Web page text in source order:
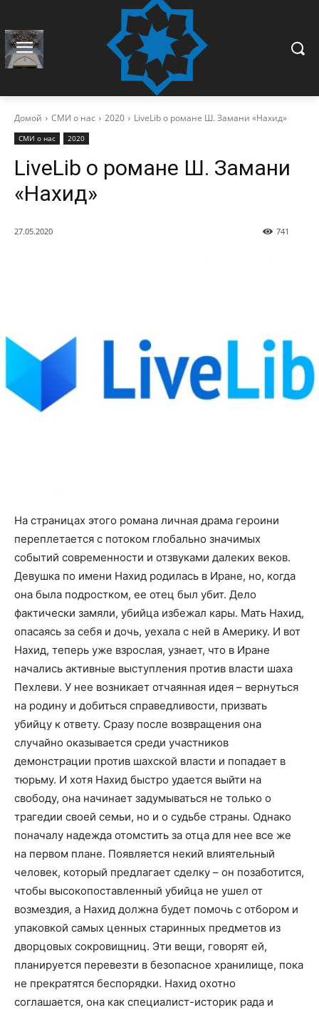
Домой СМИ о нас 2020 LiveLib о романе Ш. Замани «Нахид»
СМИ о нас 2020
LiveLib о романе Ш. Замани
«Нахид»
27.05.2020 741
На страницах этого романа личная драма героини
переплетается с потоком глобально значимых
событий современности и отзвуками далеких веков.
Девушка по имени Нахид родилась в Иране, но, когда
она была подростком, ее отец был убит. Дело
фактически замяли, убийца избежал кары. Мать Нахид,
опасаясь за себя и дочь, уехала с ней в Америку. И вот
Нахид, теперь уже взрослая, узнает, что в Иране
начались активные выступления против власти шаха
Пехлеви. У нее возникает отчаянная идея – вернуться
на родину и добиться справедливости, призвать
убийцу к ответу. Сразу после возвращения она
случайно оказывается среди участников
демонстрации против шахской власти и попадает в
тюрьму. И хотя Нахид быстро удается выйти на
свободу, она начинает задумываться не только о
трагедии своей семьи, но и о судьбе страны. Однако
поначалу надежда отомстить за отца для нее все же
на первом плане. Появляется некий влиятельный
человек, который предлагает сделку – он позаботится,
чтобы высокопоставленный убийца не ушел от
возмездия, а Нахид должна будет помочь с отбором и
упаковкой самых ценных старинных предметов из
дворцовых сокровищниц. Эти вещи, говорят ей,
планируется перевезти в безопасное хранилище, пока
не прекратятся беспорядки. Нахид охотно
соглашается, она как специалист-историк рада и